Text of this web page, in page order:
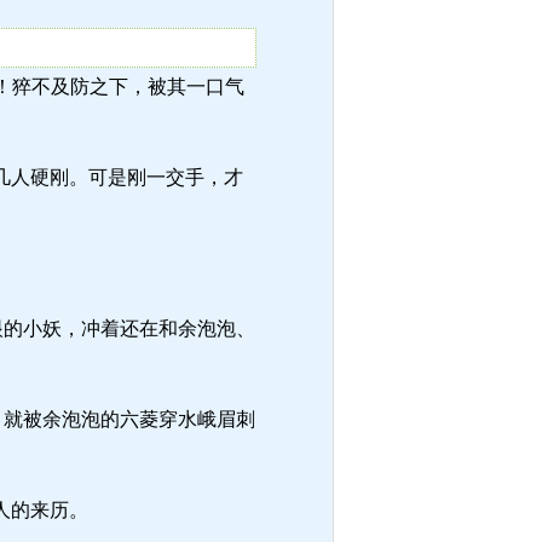
猝不及防之下，被其一口气
硬刚。可是刚一交手，才
小妖，冲着还在和余泡泡、
被余泡泡的六菱穿水峨眉刺
来历。